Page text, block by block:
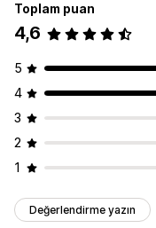
Toplam puan
4,6
5
4
3
2
1
Değerlendirme yazın